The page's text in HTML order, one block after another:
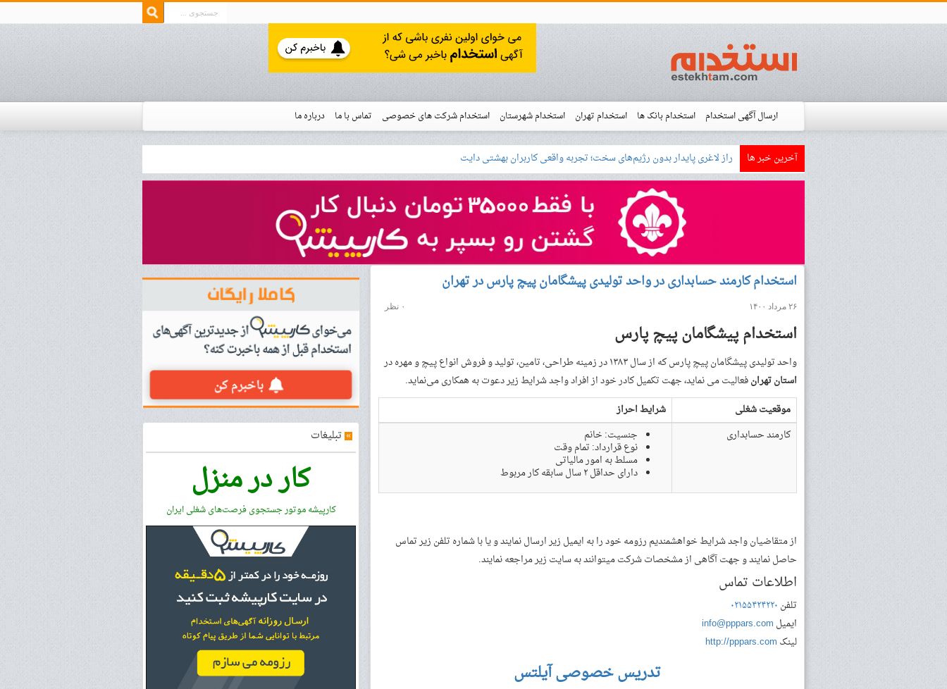
ارسال آگهی استخدام استخدام بانک ها استخدام تهران استخدام شهرستان استخدام شرکت های خصوصی تماس با ما
درباره ما
نوار زمان استخدام
استخدام شده ها
آموزش فروشگاه استخدام
آخرین خبر ها بازار کار زبان آلمانی چگونه
استخدام کارمند حسابداری در واحد تولیدی پیشگامان پیچ پارس در تهران
۲۶ مرداد ۱۴۰۰ ۰ نظر
استخدام پیشگامان پیچ پارس
واحد تولیدی پیشگامان پیچ پارس که از سال ۱۳۸۳ در زمینه طراحی، تامین، تولید و فروش انواع پیچ و مهره در
استان‌ تهرانفعالیت می نماید، جهت تکمیل کادر خود از افراد واجد شرایط زیر دعوت به همکاری می‌نماید.
موقعیت شغلی
شرایط احراز
کارمند حسابداری
جنسیت: خانم
نوع قرارداد: تمام وقت
مسلط به امور مالیاتی
دارای حداقل ۲ سال سابقه کار مربوط
از متقاضیان واجد شرایط خواهشمندیم رزومه خود را به ایمیل زیر ارسال نمایند و یا با شماره تلفن‌ زیر تماس
حاصل نمایند و جهت آگاهی از مشخصات شرکت میتوانند به سایت زیر مراجعه نمایند.
اطلاعات تماس
تلفن ۰۲۱۵۵۴۲۴۲۲۰
ایمیل info@pppars.com
لینک http://pppars.com
تدریس خصوصی آیلتس
»تبلیغات
کار در منزل
کارپیشه موتور جستجوی فرصت‌های شغلی ایران